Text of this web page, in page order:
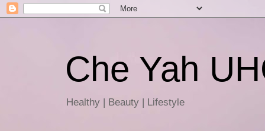
Che Yah
Healthy | Beauty | Lifestyle